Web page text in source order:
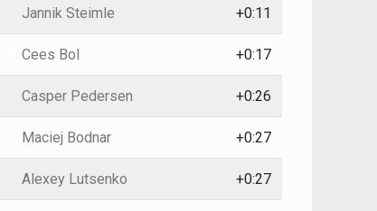
Jannik Steimle +0:11
Cees Bol +0:17
Casper Pedersen +0:26
Maciej Bodnar +0:27
Alexey Lutsenko +0:27